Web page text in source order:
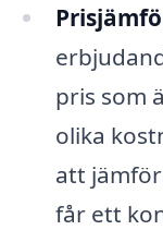
pris som
olika
att
får ett